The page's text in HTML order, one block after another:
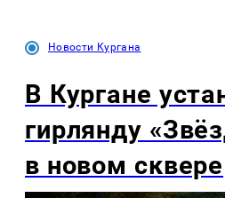
Новости Кургана
В Кургане
гирлянду
в новом сквере